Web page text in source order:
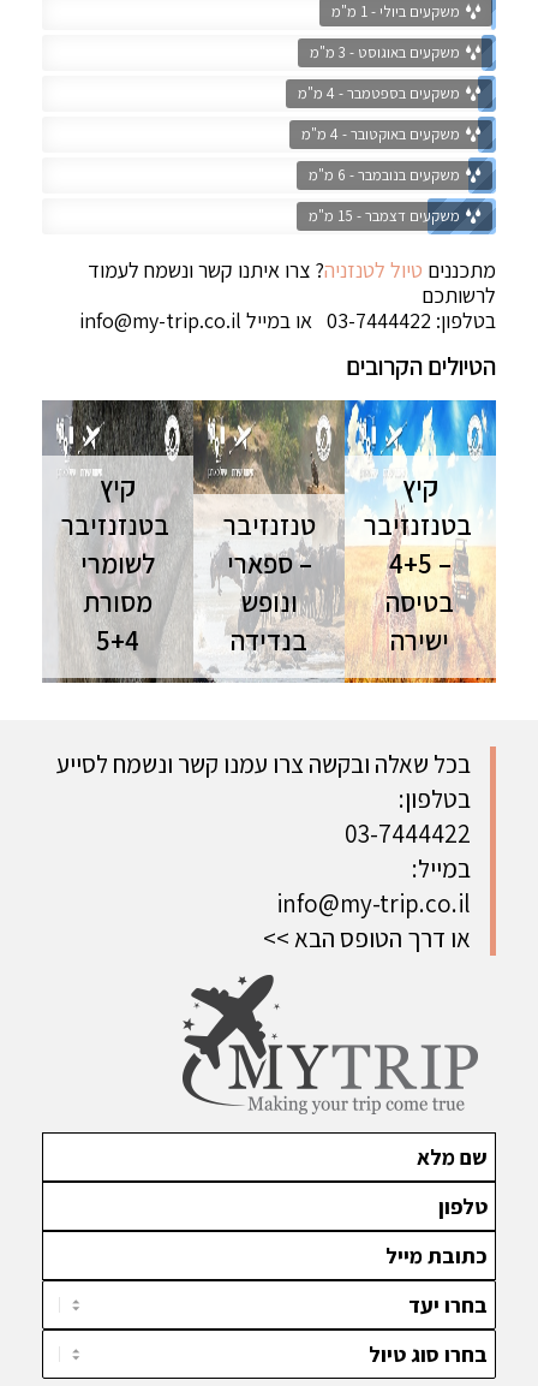
משקעים ביולי - 1 מ"מ
משקעים באוגוסט - 3 מ"מ
משקעים בספטמבר - 4 מ"מ
משקעים באוקטובר - 4 מ"מ
משקעים בנובמבר - 6 מ"מ
משקעים דצמבר - 15 מ"מ
מתכננים טיול לטנזניה? צרו איתנו קשר ונשמח לעמוד
לרשותכם
בטלפון: 03-7444422 או במייל
info@my-trip.co.il
הטיולים הקרובים
קיץ
בטנזנזיבר
– 4+5
בטיסה
ישירה
טנזניה
| אוגוסט
השילוב
המושלם בין
ספארי ונופש
למשפחות
טנזנזיבר
– ספארי
ונופש
בנדידה
טנזניה
| אוגוסט
ספארי ונופש
קיץ
בטנזנזיבר
לשומרי
מסורת
5+4
טיול לטנזניה
אוגוסט
ספארי ונופש
בכל שאלה ובקשה צרו עמנו קשר ונשמח לסייע
בטלפון:
03-7444422
במייל:
info@my-trip.co.il
או דרך הטופס הבא >>